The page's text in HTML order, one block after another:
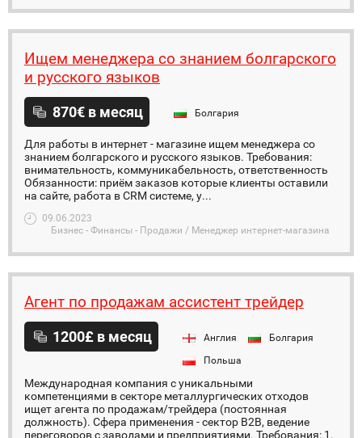
Ищем менеджера со знанием болгарского
и русского языков
870€ в месяц Болгария
Для работы в интернет - магазине ищем менеджера со
знанием болгарского и русского языков. Требования:
внимательность, коммуникабельность, ответственность
Обязанности: приём заказов которые клиенты оставили
на сайте, работа в CRM системе, у...
09.06.2023
Бизнес - Финансы - Продажи / Менеджер интернет-магазина
Агент по продажам ассистент трейдер
1200£ в месяц Англия
Болгария
Польша
Международная компания с уникальными
компетенциями в секторе металлургических отходов
ищет агента по продажам/трейдера (постоянная
должность). Сфера применения - сектор B2B, ведение
переговоров с заводами и предприятиями. Требования: 1.